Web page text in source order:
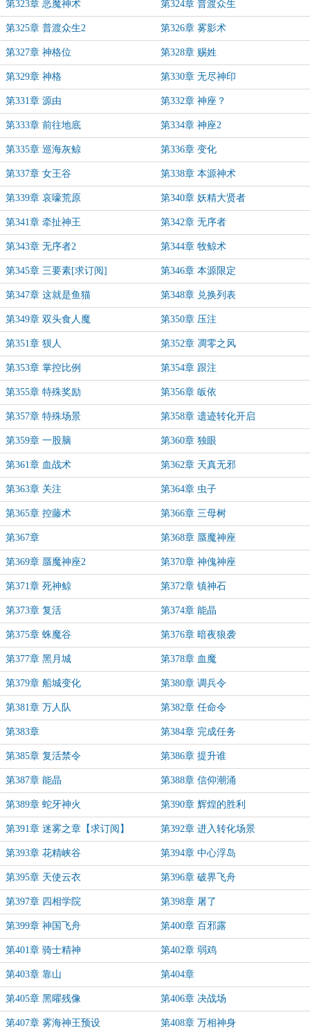
第323章 恶魔神术 第324章 普渡众生
第325章 普渡众生2 第326章 雾影术
第327章 神格位 第328章 赐姓
第329章 神格 第330章 无尽神印
第331章 源由 第332章 神座？
第333章 前往地底 第334章 神座2
第335章 巡海灰鲸 第336章 变化
第337章 女王谷 第338章 本源神术
第339章 哀嚎荒原 第340章 妖精大贤者
第341章 牵扯神王 第342章 无序者
第343章 无序者2 第344章 牧鲸术
第345章 三要素[求订阅] 第346章 本源限定
第347章 这就是鱼猫 第348章 兑换列表
第349章 双头食人魔 第350章 压注
第351章 狈人 第352章 凋零之风
第353章 掌控比例 第354章 跟注
第355章 特殊奖励 第356章 皈依
第357章 特殊场景 第358章 遗迹转化开启
第359章 一股脑 第360章 独眼
第361章 血战术 第362章 天真无邪
第363章 关注 第364章 虫子
第365章 控藤术 第366章 三母树
第367章 第368章 蜃魔神座
第369章 蜃魔神座2 第370章 神傀神座
第371章 死神鲸 第372章 镇神石
第373章 复活 第374章 能晶
第375章 蛛魔谷 第376章 暗夜狼袭
第377章 黑月城 第378章 血魔
第379章 船城变化 第380章 调兵令
第381章 万人队 第382章 任命令
第383章 第384章 完成任务
第385章 复活禁令 第386章 提升谁
第387章 能晶 第388章 信仰潮涌
第389章 蛇牙神火 第390章 辉煌的胜利
第391章 迷雾之章【求订阅】 第392章 进入转化场景
第393章 花精峡谷 第394章 中心浮岛
第395章 天使云衣 第396章 破界飞舟
第397章 四相学院 第398章 屠了
第399章 神国飞舟 第400章 百邪露
第401章 骑士精神 第402章 弱鸡
第403章 靠山 第404章
第405章 黑曜残像 第406章 决战场
第407章 雾海神王预设 第408章 万相神身